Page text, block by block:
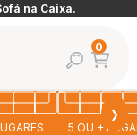
na Caixa.
Abrir
Abrir
0
5 OU +
❯